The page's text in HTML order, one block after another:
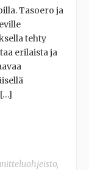
Tasoero ja
tehty
erilaista ja
,